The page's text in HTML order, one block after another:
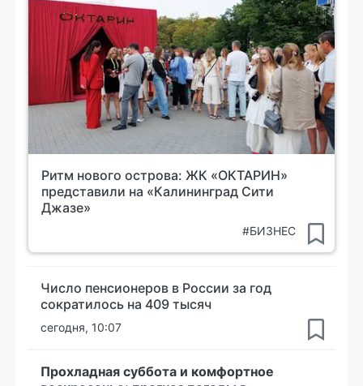
Ритм нового острова: ЖК «ОКТАРИН»
представили на «Калининград Сити
Джазе»
#БИЗНЕС
Число пенсионеров в России за год
сократилось на 409 тысяч
сегодня, 10:07
Прохладная суббота и комфортное